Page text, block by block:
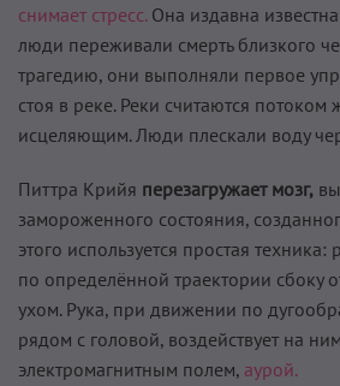
снимает стресс.Она издавна
люди переживали смерть близкого
трагедию, они выполняли первое
стоя в реке. Реки считаются
исцеляющим. Люди плескали воду
Питтра Крийя перезагружает мозг,
замороженного состояния,
этого используется простая
по определённой траектории сбоку
ухом. Рука, при движении по
рядом с головой, воздействует на
электромагнитным полем, аурой.